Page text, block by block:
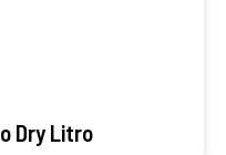
Dry Litro